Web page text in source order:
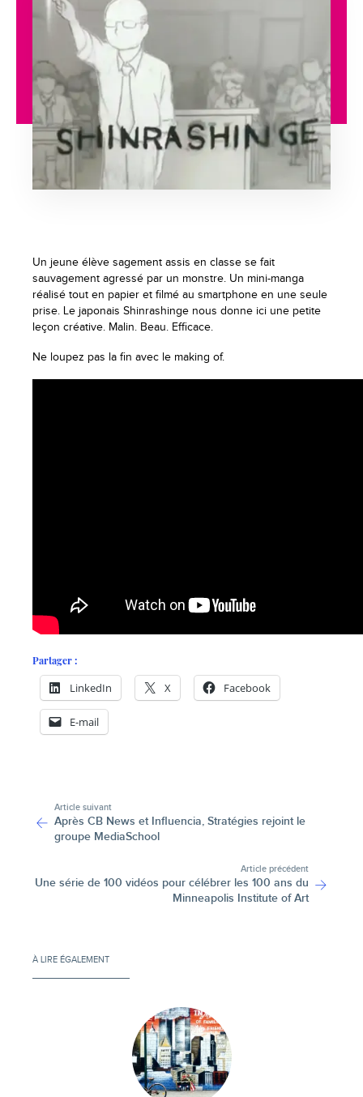
Un jeune élève sagement assis en classe se fait
sauvagement agressé par un monstre. Un mini-manga
réalisé tout en papier et filmé au smartphone en une seule
prise. Le japonais Shinrashinge nous donne ici une petite
leçon créative. Malin. Beau. Efficace.
Ne loupez pas la fin avec le making of.
Partager :
LinkedIn X Facebook
E-mail
Article suivant
Après CB News et Influencia, Stratégies rejoint le
groupe MediaSchool
Article précédent
Une série de 100 vidéos pour célébrer les 100 ans du
Minneapolis Institute of Art
À LIRE ÉGALEMENT